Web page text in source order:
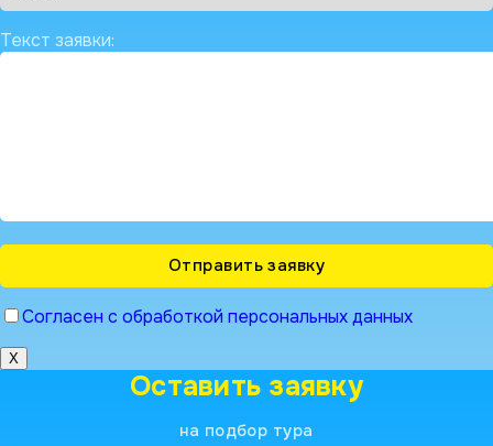
Текст заявки:
Согласен с обработкой персональных данных
X
Оставить заявку
на подбор тура